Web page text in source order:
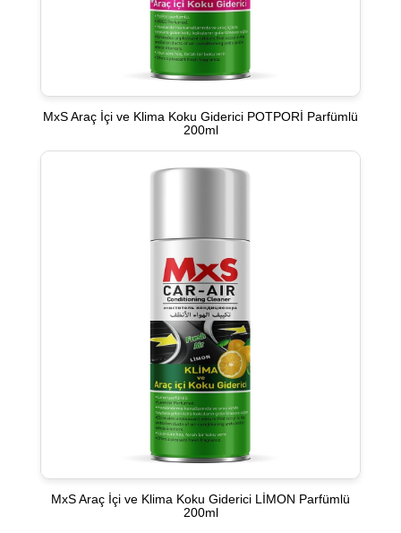
MxS Araç İçi ve Klima Koku Giderici POTPORİ Parfümlü
200ml
MxS Araç İçi ve Klima Koku Giderici LİMON Parfümlü
200ml